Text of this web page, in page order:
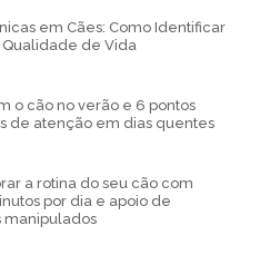
em Cães: Como Identificar
de Vida
o cão no verão e 6 pontos
de atenção em dias quentes
a rotina do seu cão com
por dia e apoio de
manipulados